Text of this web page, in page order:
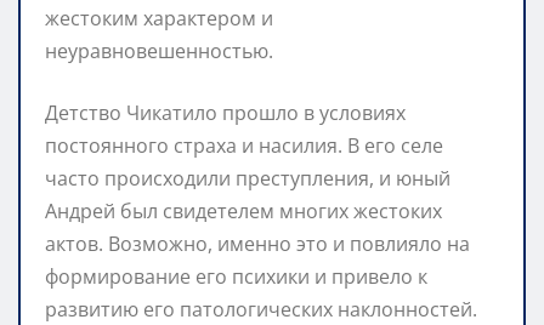
жестоким характером и
неуравновешенностью.
Детство Чикатило прошло в условиях
постоянного страха и насилия. В его селе
часто происходили преступления, и юный
Андрей был свидетелем многих жестоких
актов. Возможно, именно это и повлияло на
формирование его психики и привело к
развитию его патологических наклонностей.